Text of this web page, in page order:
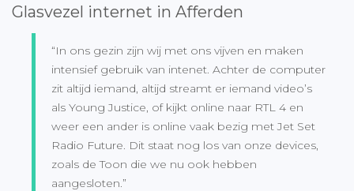
Glasvezel internet in Afferden
“In ons gezin zijn wij met ons vijven en maken
intensief gebruik van intenet. Achter de computer
zit altijd iemand, altijd streamt er iemand video’s
als Young Justice, of kijkt online naar RTL 4 en
weer een ander is online vaak bezig met Jet Set
Radio Future. Dit staat nog los van onze devices,
zoals de Toon die we nu ook hebben
aangesloten.”